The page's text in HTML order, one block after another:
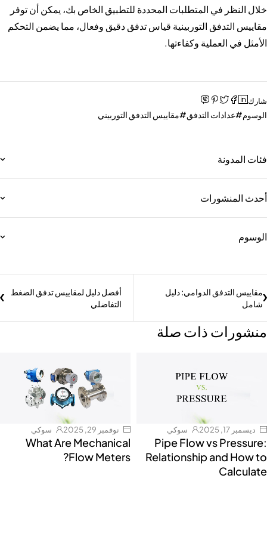
خلال النظر في المتطلبات المحددة للتطبيق الخاص بك، يمكن أن توفر
مقاييس التدفق التوربينية قياس تدفق دقيق وفعال، مما يضمن التحكم
الأمثل في العملية وكفاءتها.
شارك
الوسوم
عدادات التدفق مقاييس التدفق التوربيني
فئات المدونة
أحدث المنشورات
الوسوم
مقاييس التدفق الدوامي: دليل
شامل
أفضل دليل لمقاييس تدفق الضغط
التفاضلي
منشورات ذات صلة
ديسمبر 17, 2025 سوكي
Pipe Flow vs Pressure:
Relationship and How to
Calculate
نوفمبر 29, 2025 سوكي
What Are Mechanical
Flow Meters?